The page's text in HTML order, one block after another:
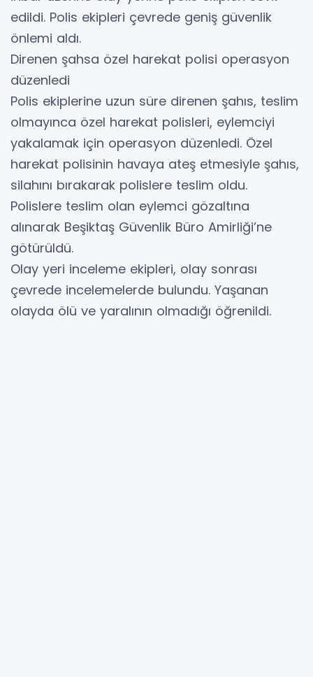
edildi. Polis ekipleri çevrede geniş güvenlik
önlemi aldı.
Direnen şahsa özel harekat polisi operasyon
düzenledi
Polis ekiplerine uzun süre direnen şahıs, teslim
olmayınca özel harekat polisleri, eylemciyi
yakalamak için operasyon düzenledi. Özel
harekat polisinin havaya ateş etmesiyle şahıs,
silahını bırakarak polislere teslim oldu.
Polislere teslim olan eylemci gözaltına
alınarak Beşiktaş Güvenlik Büro Amirliği’ne
götürüldü.
Olay yeri inceleme ekipleri, olay sonrası
çevrede incelemelerde bulundu. Yaşanan
olayda ölü ve yaralının olmadığı öğrenildi.